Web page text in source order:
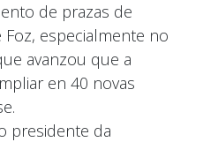
de prazas de
especialmente no
avanzou que a
en 40 novas
presidente da